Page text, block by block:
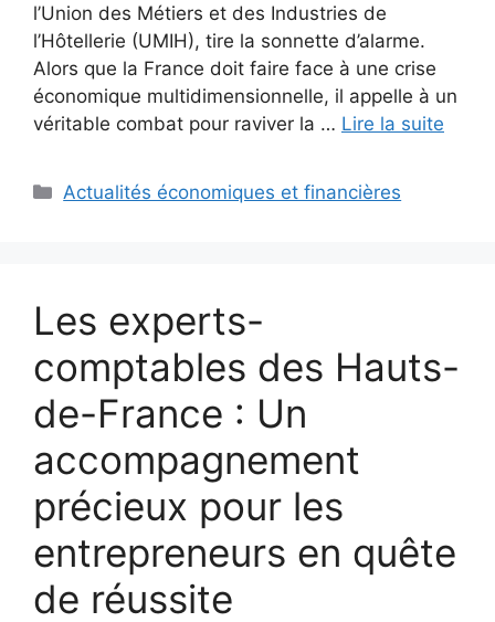
l’Union des Métiers et des Industries de
l’Hôtellerie (UMIH), tire la sonnette d’alarme.
Alors que la France doit faire face à une crise
économique multidimensionnelle, il appelle à un
véritable combat pour raviver la … Lire la suite
Catégories
Actualités économiques et financières
Les experts-
comptables des Hauts-
de-France : Un
accompagnement
précieux pour les
entrepreneurs en quête
de réussite